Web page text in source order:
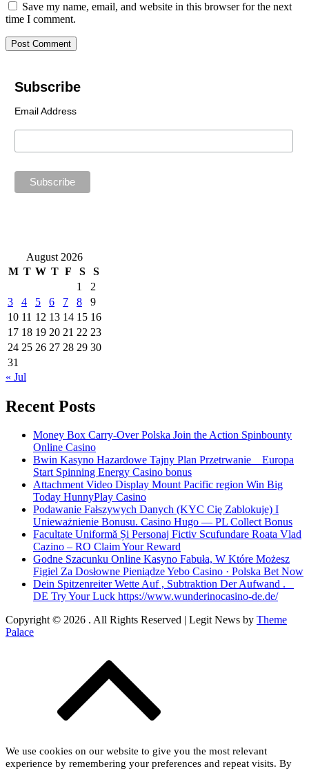
Save my name, email, and website in this browser for the next
time I comment.
Subscribe
Email Address
August 2026
M T W T F S
S
1
2
3
4 5 6 7 8
9
10 11 12 13 14 15 16
17 18 19 20 21 22 23
24 25 26 27 28 29 30
31
« Jul
Recent Posts
Money Box Carry-Over Polska Join the Action Spinbounty
Online Casino
Bwin Kasyno Hazardowe Tajny Plan Przetrwanie _ Europa
Start Spinning Energy Casino bonus
Attachment Video Display Mount Pacific region Win Big
Today HunnyPlay Casino
Podawanie Fałszywych Danych (KYC Cię Zablokuje) I
Unieważnienie Bonusu. Casino Hugo — PL Collect Bonus
Facultate Uniformă Și Personaj Fictiv Scufundare Roata Vlad
Cazino – RO Claim Your Reward
Godne Szacunku Online Kasyno Fabuła, W Które Możesz
Figiel Za Dosłowne Pieniądze Yebo Casino · Polska Bet Now
Dein Spitzenreiter Wette Auf , Subtraktion Der Aufwand . _
DE Try Your Luck https://www.wunderinocasino-de.de/
Copyright © 2026 . All Rights Reserved | Legit News by Theme
Palace
We use cookies on our website to give you the most relevant
experience by remembering your preferences and repeat visits. By